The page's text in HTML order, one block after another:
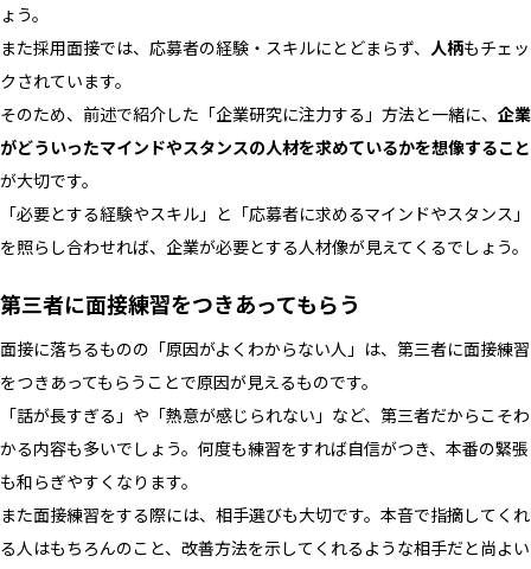
ょう。
また採用面接では、応募者の経験・スキルにとどまらず、 人柄もチェッ
クされています。
そのため、前述で紹介した「企業研究に注力する」方法と一緒に、 企業
がどういったマインドやスタンスの人材を求めているかを想像すること
が大切です。
「必要とする経験やスキル」と「応募者に求めるマインドやスタンス」
を照らし合わせれば、企業が必要とする人材像が見えてくるでしょう。
第三者に面接練習をつきあってもらう
面接に落ちるものの「原因がよくわからない人」は、第三者に面接練習
をつきあってもらうことで原因が見えるものです。
「話が長すぎる」や「熱意が感じられない」など、第三者だからこそわ
かる内容も多いでしょう。何度も練習をすれば自信がつき、本番の緊張
も和らぎやすくなります。
また面接練習をする際には、相手選びも大切です。本音で指摘してくれ
る人はもちろんのこと、改善方法を示してくれるような相手だと尚よい